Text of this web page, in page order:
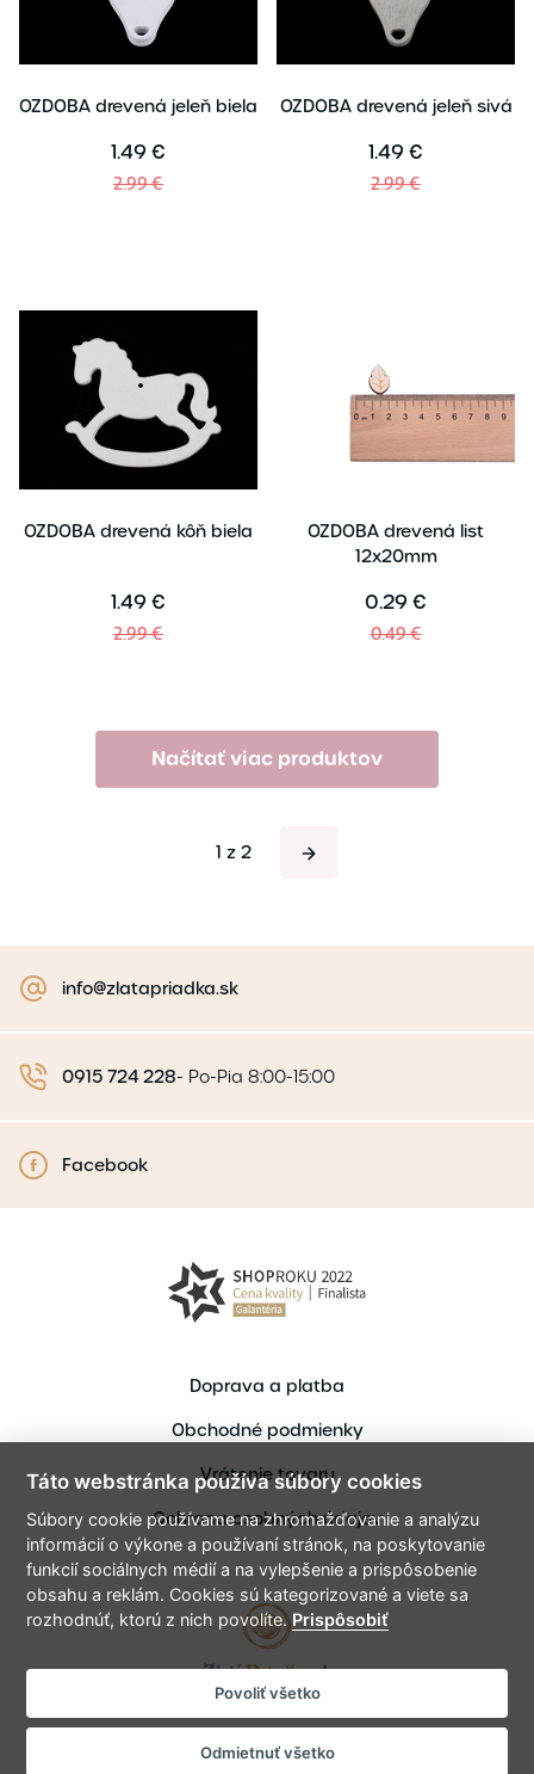
OZDOBA drevená jeleň biela
1.49 €
2.99 €
OZDOBA drevená jeleň sivá
1.49 €
2.99 €
OZDOBA drevená kôň biela
1.49 €
2.99 €
OZDOBA drevená list
12x20mm
0.29 €
0.49 €
Načítať viac produktov
1 z 2
info@zlatapriadka.sk
0915 724 228- Po-Pia 8:00-15:00
Facebook
Doprava a platba
Obchodné podmienky
Vrátenie tovaru
Ochrana osobných údajov
Copyright © 2021 ZlataPriadka.sk
Vytvoril bart.sk - Tvorme spolu digitálne zážitky
Táto webstránka používa súbory cookies
Súbory cookie používame na zhromažďovanie a analýzu
informácií o výkone a používaní stránok, na poskytovanie
funkcií sociálnych médií a na vylepšenie a prispôsobenie
obsahu a reklám. Cookies sú kategorizované a viete sa
rozhodnúť, ktorú z nich povolíte.Prispôsobiť
Odmietnuť všetko
Povoliť všetko